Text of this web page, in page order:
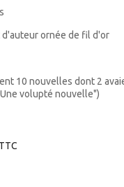
ornée de fil d'or
10 nouvelles dont 2
volupté nouvelle")
TTC